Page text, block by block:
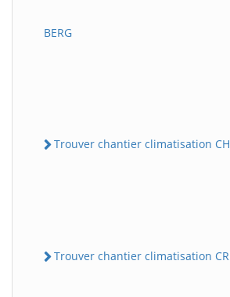
BERG
Trouver chantier climatisation
Trouver chantier climatisation